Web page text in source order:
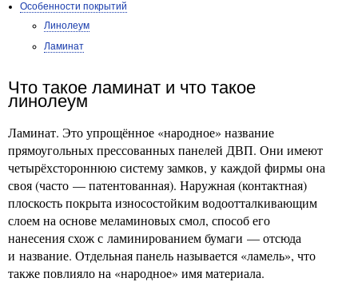
Особенности покрытий
Линолеум
Ламинат
Что такое ламинат и что такое
линолеум
Ламинат. Это упрощённое «народное» название
прямоугольных прессованных панелей ДВП. Они имеют
четырёхстороннюю систему замков, у каждой фирмы она
своя (часто — патентованная). Наружная (контактная)
плоскость покрыта износостойким водоотталкивающим
слоем на основе меламиновых смол, способ его
нанесения схож с ламинированием бумаги — отсюда
и название. Отдельная панель называется «ламель», что
также повлияло на «народное» имя материала.